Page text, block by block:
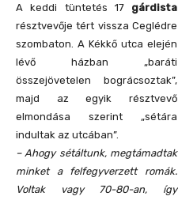
A keddi tüntetés 17 gárdista
résztvevője tért vissza Ceglédre
szombaton. A Kékkő utca elején
lévő házban „baráti
összejövetelen bográcsoztak”,
majd az egyik résztvevő
elmondása szerint „sétára
indultak az utcában”.
– Ahogy sétáltunk, megtámadtak
minket a felfegyverzett romák.
Voltak vagy 70-80-an, így